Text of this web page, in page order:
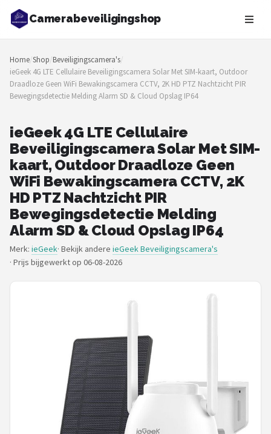
Camerabeveiligingshop
Zoeken
NAVIGATIE
Shop
Blog
Beveiligingscamera's
Camera Deurbellen
NAS
Shop
POPULAIRE MERKEN
Home-Locking
Hikvision
Home/Shop/Beveiligingscamera's/
ieGeek 4G LTE Cellulaire Beveiligingscamera Solar Met SIM-kaart, Outdoor
Draadloze Geen WiFi Bewakingscamera CCTV, 2K HD PTZ Nachtzicht PIR
Bewegingsdetectie Melding Alarm SD & Cloud Opslag IP64
ieGeek 4G LTE Cellulaire
Beveiligingscamera Solar Met SIM-
kaart, Outdoor Draadloze Geen
WiFi Bewakingscamera CCTV, 2K
HD PTZ Nachtzicht PIR
Bewegingsdetectie Melding
Alarm SD & Cloud Opslag IP64
Merk: ieGeek· Bekijk andere ieGeek Beveiligingscamera's
· Prijs bijgewerkt op 06-08-2026